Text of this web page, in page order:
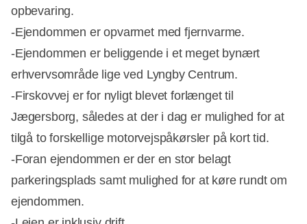
opbevaring.
-Ejendommen er opvarmet med fjernvarme.
-Ejendommen er beliggende i et meget bynært
erhvervsområde lige ved Lyngby Centrum.
-Firskovvej er for nyligt blevet forlænget til
Jægersborg, således at der i dag er mulighed for at
tilgå to forskellige motorvejspåkørsler på kort tid.
-Foran ejendommen er der en stor belagt
parkeringsplads samt mulighed for at køre rundt om
ejendommen.